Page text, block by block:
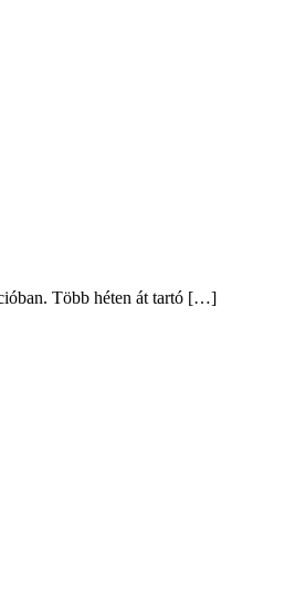
Több héten át tartó […]